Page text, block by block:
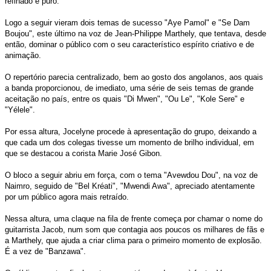
Logo a seguir vieram dois temas de sucesso "Aye Pamol" e "Se Dam
Boujou", este último na voz de Jean-Philippe Marthely, que tentava, desde
então, dominar o público com o seu característico espírito criativo e de
animação.
O repertório parecia centralizado, bem ao gosto dos angolanos, aos quais
a banda proporcionou, de imediato, uma série de seis temas de grande
aceitação no país, entre os quais "Di Mwen", "Ou Le", "Kole Sere" e
"Yélele".
Por essa altura, Jocelyne procede à apresentação do grupo, deixando a
que cada um dos colegas tivesse um momento de brilho individual, em
que se destacou a corista Marie José Gibon.
O bloco a seguir abriu em força, com o tema "Avewdou Dou", na voz de
Naimro, seguido de "Bel Kréati", "Mwendi Awa", apreciado atentamente
por um público agora mais retraído.
Nessa altura, uma claque na fila de frente começa por chamar o nome do
guitarrista Jacob, num som que contagia aos poucos os milhares de fãs e
a Marthely, que ajuda a criar clima para o primeiro momento de explosão.
É a vez de "Banzawa".